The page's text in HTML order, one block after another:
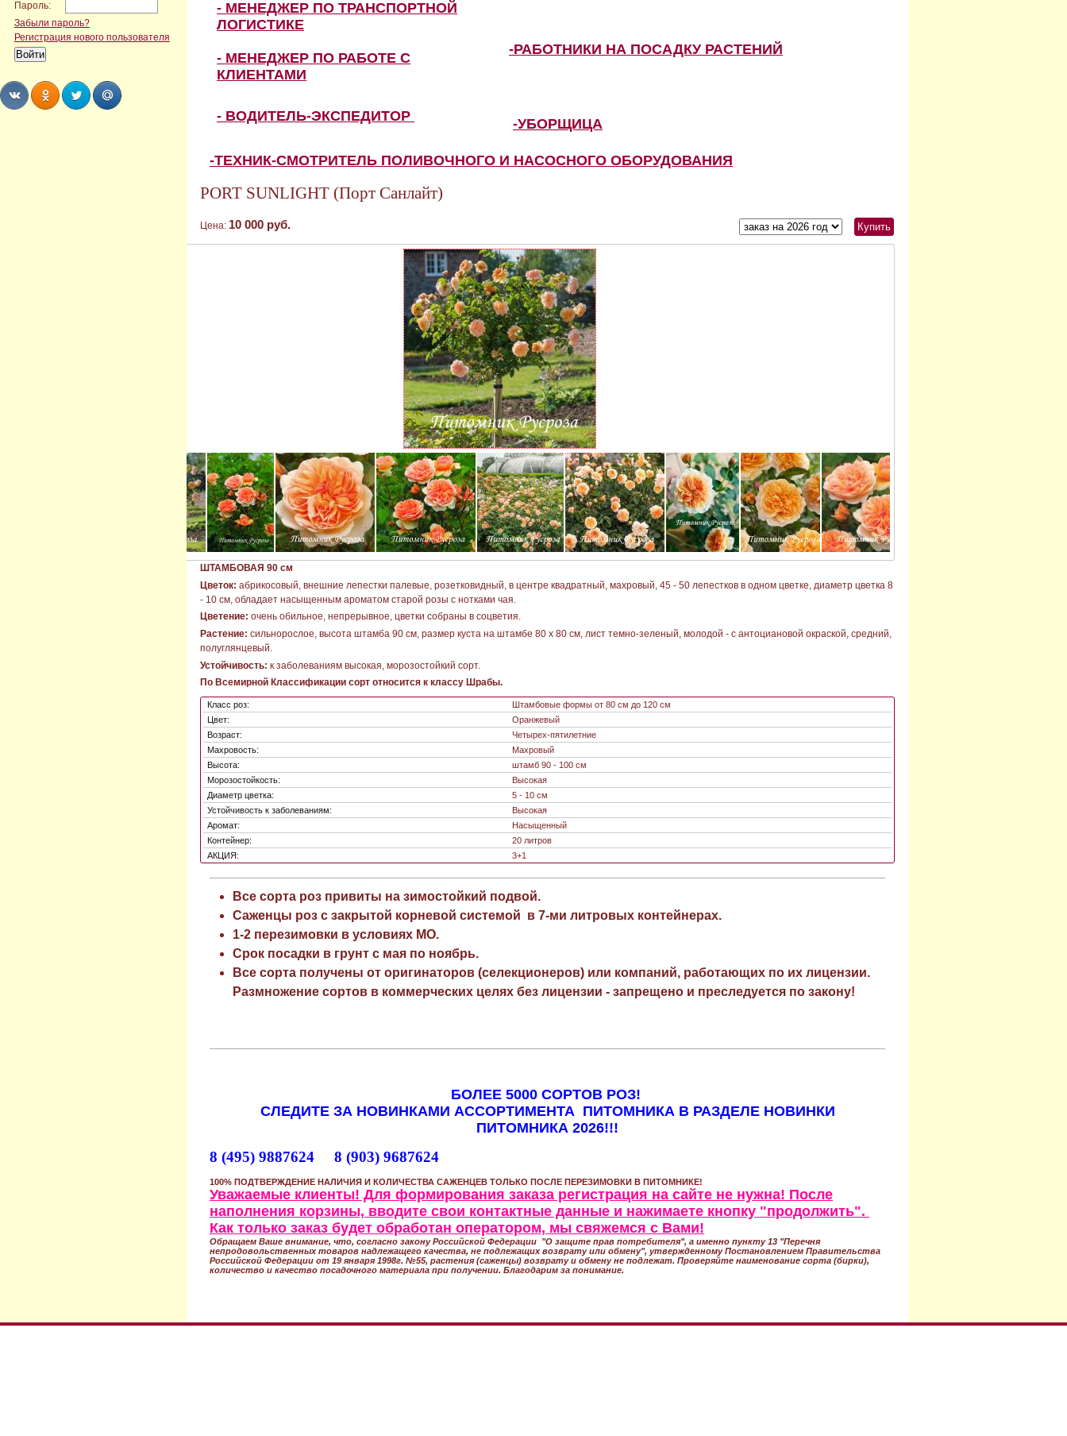
Пароль:
Забыли пароль?
Регистрация нового пользователя
- МЕНЕДЖЕР ПО ТРАНСПОРТНОЙ
ЛОГИСТИКЕ
- МЕНЕДЖЕР ПО РАБОТЕ С
КЛИЕНТАМИ
-РАБОТНИКИ НА ПОСАДКУ РАСТЕНИЙ
- ВОДИТЕЛЬ-ЭКСПЕДИТОР -УБОРЩИЦА
-ТЕХНИК-СМОТРИТЕЛЬ ПОЛИВОЧНОГО И НАСОСНОГО ОБОРУДОВАНИЯ
PORT SUNLIGHT (Порт Санлайт)
Цена: 10 000 руб.
ШТАМБОВАЯ 90 см
Цветок: абрикосовый, внешние лепестки палевые, розетковидный, в центре квадратный, махровый, 45 - 50 лепестков в одном цветке, диаметр цветка 8
- 10 см, обладает насыщенным ароматом старой розы с нотками чая.
Цветение: очень обильное, непрерывное, цветки собраны в соцветия.
Растение: сильнорослое, высота штамба 90 см, размер куста на штамбе 80 х 80 см, лист темно-зеленый, молодой - с антоциановой окраской, средний,
полуглянцевый.
Устойчивость: к заболеваниям высокая, морозостойкий сорт.
По Всемирной Классификации сорт относится к классу Шрабы.
Класс роз:
Штамбовые формы от 80 см до 120 см
Цвет:
Оранжевый
Возраст:
Четырех-пятилетние
Махровость:
Махровый
Высота:
штамб 90 - 100 см
Морозостойкость:
Высокая
Диаметр цветка:
5 - 10 см
Устойчивость к заболеваниям:
Высокая
Аромат:
Насыщенный
Контейнер:
20 литров
АКЦИЯ:
3+1
Все сорта роз привиты на зимостойкий подвой.
Саженцы роз с закрытой корневой системой в 7-ми литровых контейнерах.
1-2 перезимовки в условиях МО.
Срок посадки в грунт с мая по ноябрь.
Все сорта получены от оригинаторов (селекционеров) или компаний, работающих по их лицензии.
Размножение сортов в коммерческих целях без лицензии - запрещено и преследуется по закону!
БОЛЕЕ 5000 СОРТОВ РОЗ!
СЛЕДИТЕ ЗА НОВИНКАМИ АССОРТИМЕНТА ПИТОМНИКА В РАЗДЕЛЕ НОВИНКИ
ПИТОМНИКА 2026!!!
8 (495) 9887624 8 (903) 9687624
100% ПОДТВЕРЖДЕНИЕ НАЛИЧИЯ И КОЛИЧЕСТВА САЖЕНЦЕВ ТОЛЬКО ПОСЛЕ ПЕРЕЗИМОВКИ В ПИТОМНИКЕ!
Уважаемые клиенты! Для формирования заказа регистрация на сайте не нужна! После
наполнения корзины, вводите свои контактные данные и нажимаете кнопку "продолжить".
Как только заказ будет обработан оператором, мы свяжемся с Вами!
Обращаем Ваше внимание, что, согласно закону Российской Федерации "О защите прав потребителя", а именно пункту 13 "Перечня
непродовольственных товаров надлежащего качества, не подлежащих возврату или обмену", утвержденному Постановлением Правительства
Российской Федерации от 19 января 1998г. №55, растения (саженцы) возврату и обмену не подлежат. Проверяйте наименование сорта (бирки),
количество и качество посадочного материала при получении. Благодарим за понимание.